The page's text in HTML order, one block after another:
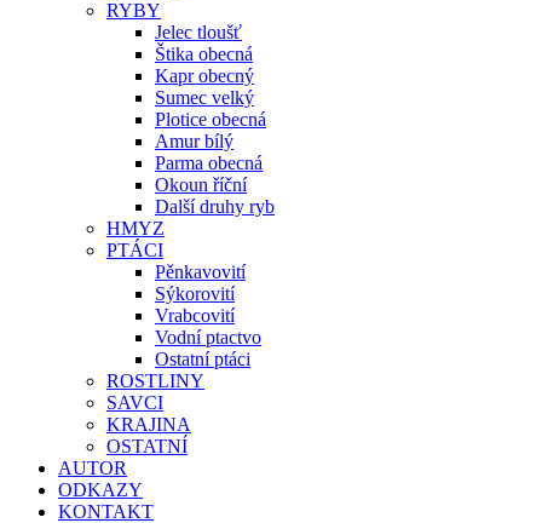
RYBY
Jelec tloušť
Štika obecná
Kapr obecný
Sumec velký
Plotice obecná
Amur bílý
Parma obecná
Okoun říční
Další druhy ryb
HMYZ
PTÁCI
Pěnkavovití
Sýkorovití
Vrabcovití
Vodní ptactvo
Ostatní ptáci
ROSTLINY
SAVCI
KRAJINA
OSTATNÍ
AUTOR
ODKAZY
KONTAKT